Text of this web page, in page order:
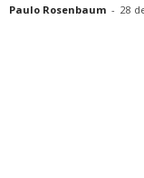
Paulo Rosenbaum - 28